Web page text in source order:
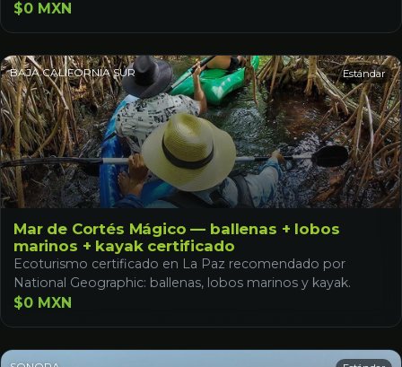
$0 MXN
BAJA CALIFORNIA SUR Estándar
Mar de Cortés Mágico — ballenas + lobos
marinos + kayak certificado
Ecoturismo certificado en La Paz recomendado por
National Geographic: ballenas, lobos marinos y kayak.
$0 MXN